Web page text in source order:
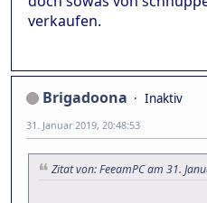
verkaufen.
Brigadoona
Inaktiv
31. Januar 2019, 20:48:53
Zitat von: FeeamPC am 31.